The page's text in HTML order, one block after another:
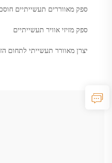
ספק מאווררים תעשייתיים
ספק מזיזי אוויר תעשייתיים
יצרן מאוורר תעשייתי לתחום